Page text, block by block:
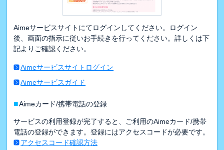
Aimeサービスサイトにてログインしてください。ログイン
後、画面の指示に従いお手続きを行ってください。詳しくは下
記よりご確認ください。
Aimeサービスサイトログイン
Aimeサービスガイド
■Aimeカード/携帯電話の登録
サービスの利用登録が完了すると、ご利用のAimeカード/携帯
電話の登録ができます。登録にはアクセスコードが必要です。
アクセスコード確認方法